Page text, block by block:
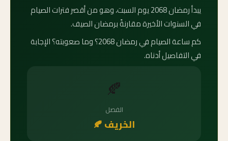
يبدأ رمضان 2068 يوم السبت، وهو من أقصر فترات الصيام
في السنوات الأخيرة مقارنةً برمضان الصيف.
كم ساعة الصيام في رمضان 2068؟ وما صعوبته؟ الإجابة
في التفاصيل أدناه.
🍂
الفصل
الخريف 🍂